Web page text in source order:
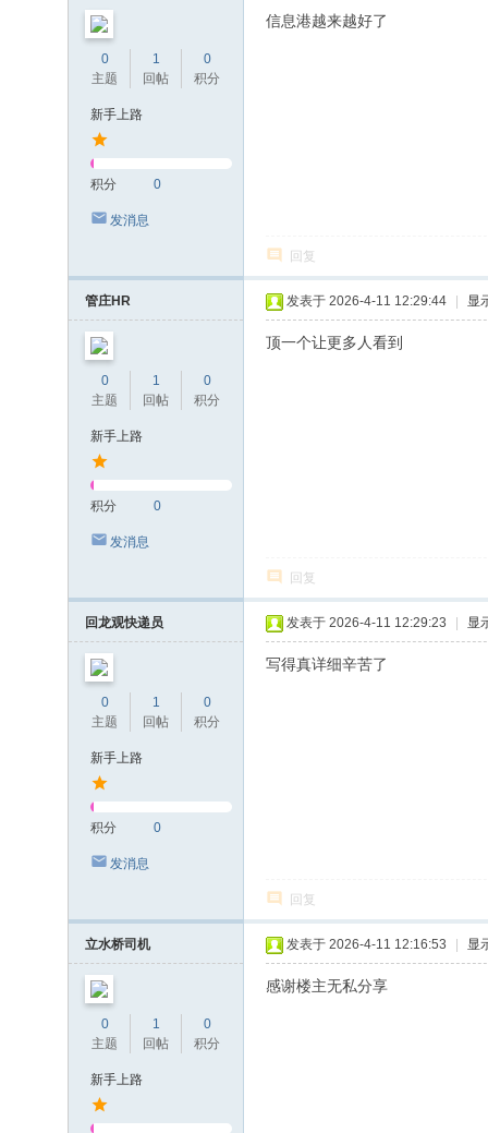
0
主题
1
回帖
0
积分
新手上路
积分 0
发消息
信息港越来越好了
回复
管庄HR
0
主题
1
回帖
0
积分
新手上路
积分 0
发消息
发表于 2026-4-11 12:29:44 显
顶一个让更多人看到
回复
回龙观快递员
0
主题
1
回帖
0
积分
新手上路
积分 0
发消息
发表于 2026-4-11 12:29:23 显
写得真详细辛苦了
回复
立水桥司机
0
主题
1
回帖
0
积分
新手上路
发表于 2026-4-11 12:16:53 显
感谢楼主无私分享